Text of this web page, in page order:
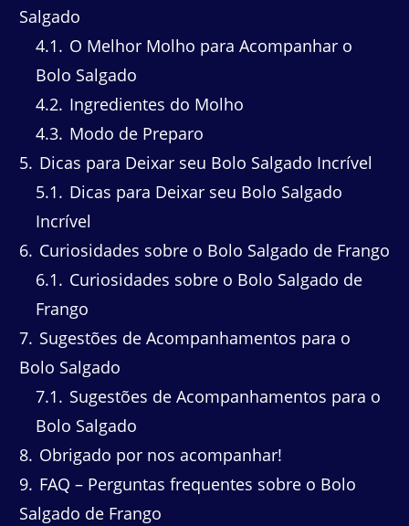
Salgado
4.1
O Melhor Molho para Acompanhar o
Bolo Salgado
4.2 Ingredientes do Molho
4.3 Modo de Preparo
5 Dicas para Deixar seu Bolo Salgado Incrível
5.1
Dicas para Deixar seu Bolo Salgado
Incrível
6 Curiosidades sobre o Bolo Salgado de Frango
6.1
Curiosidades sobre o Bolo Salgado de
Frango
7 Sugestões de Acompanhamentos para o
Bolo Salgado
7.1
Sugestões de Acompanhamentos para o
Bolo Salgado
8 Obrigado por nos acompanhar!
9 FAQ – Perguntas frequentes sobre o Bolo
Salgado de Frango